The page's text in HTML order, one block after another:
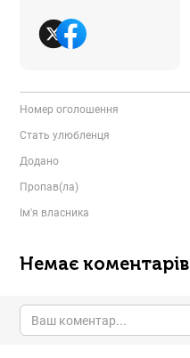
Номер оголошення
Стать улюбленця
Додано
Пропав(ла)
Ім'я власника
Немає коментарів